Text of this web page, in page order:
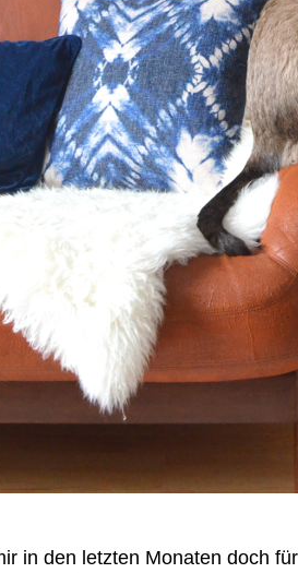
in den letzten Monaten doch